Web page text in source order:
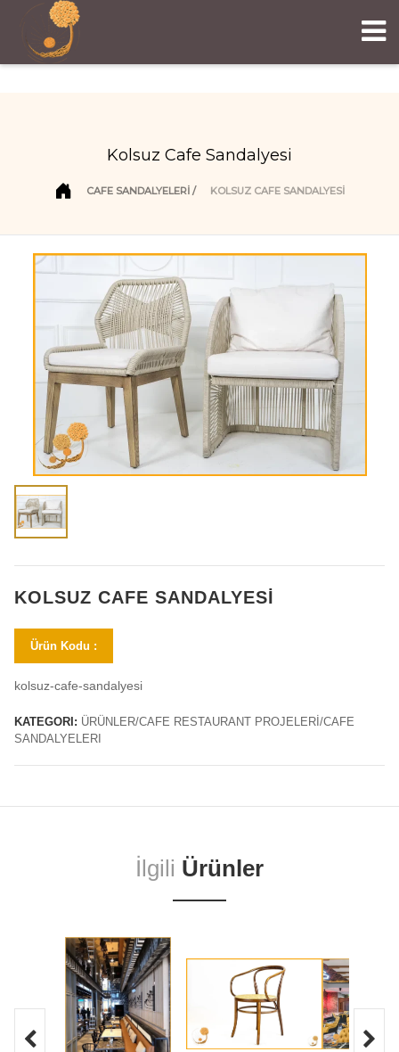
Kolsuz Cafe Sandalyesi
CAFE SANDALYELERI KOLSUZ CAFE SANDALYESI
KOLSUZ CAFE SANDALYESI
Ürün Kodu :
kolsuz-cafe-sandalyesi
KATEGORI: ÜRÜNLER/CAFE RESTAURANT PROJELERİ/CAFE
SANDALYELERI
İlgili Ürünler